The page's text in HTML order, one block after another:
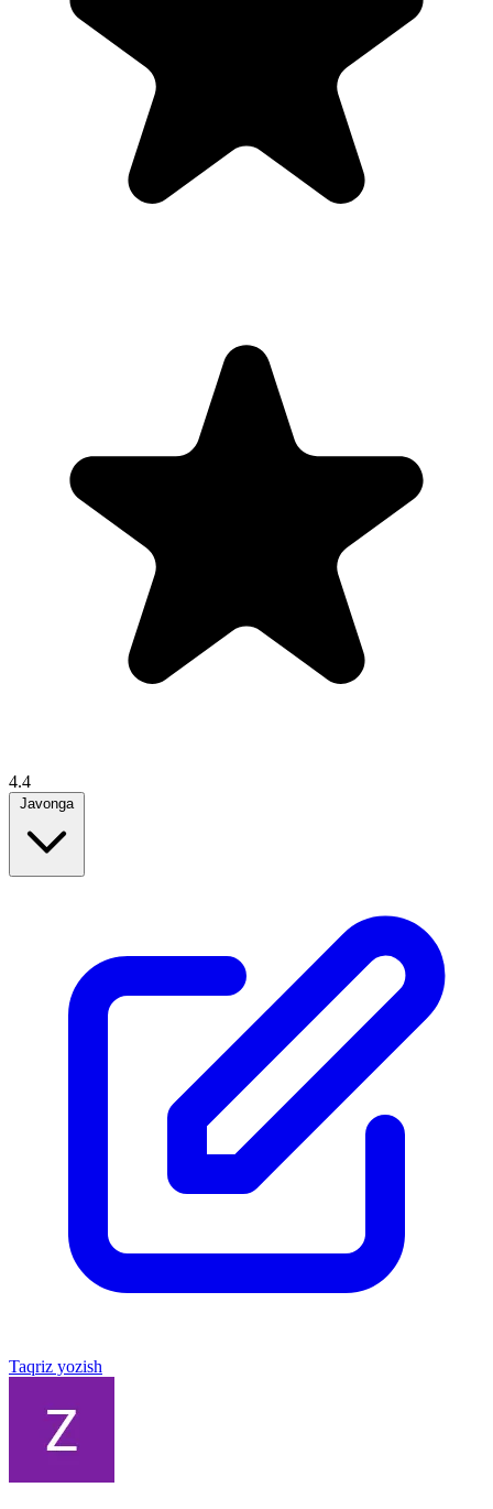
4.4
Javonga
Taqriz yozish